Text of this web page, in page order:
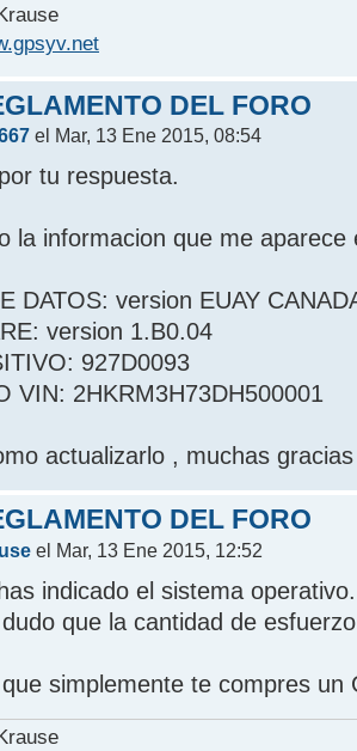
DEL FORO
el Mar, 13 Ene 2015, 08:54
tu respuesta.
la informacion que me aparece
DATOS: version EUAY
version 1.B0.04
927D0093
VIN: 2HKRM3H73DH500001
actualizarlo , muchas
DEL FORO
el Mar, 13 Ene 2015, 12:52
indicado el sistema
que la cantidad de
simplemente te compres un